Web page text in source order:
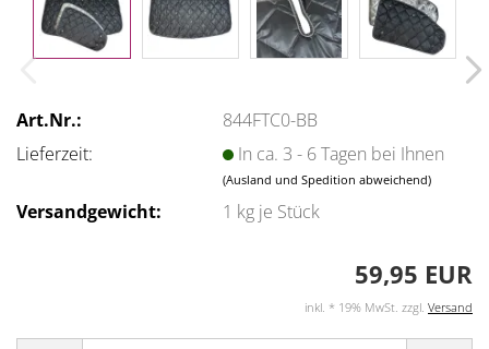
Art.Nr.:
844FTC0-BB
Lieferzeit:
In ca. 3 - 6 Tagen bei Ihnen
(Ausland und Spedition abweichend)
Versandgewicht: 1 kg je Stück
59,95 EUR
inkl. * 19% MwSt. zzgl. Versand